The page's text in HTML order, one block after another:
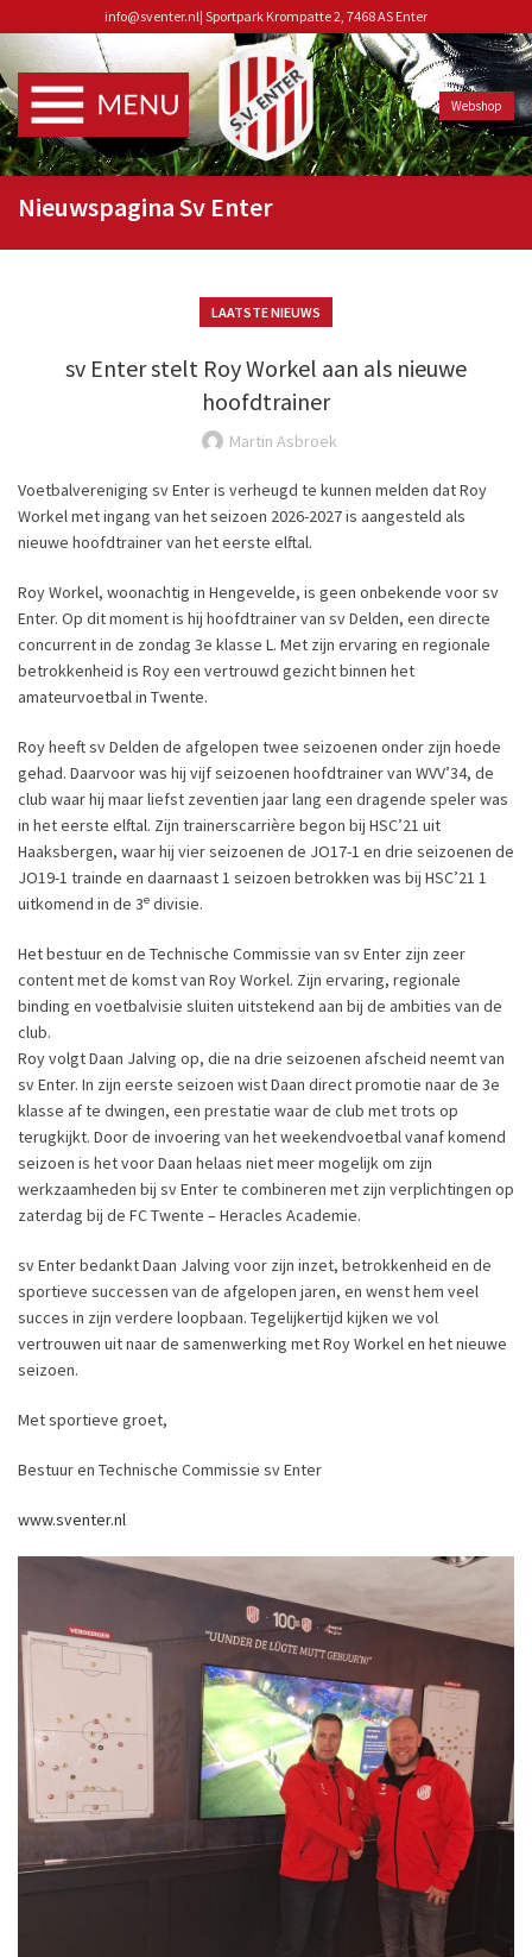
info@sventer.nl| Sportpark Krompatte 2, 7468 AS Enter
Webshop
Nieuwspagina Sv Enter
LAATSTE NIEUWS
sv Enter stelt Roy Workel aan als nieuwe
hoofdtrainer
Martin Asbroek
Voetbalvereniging sv Enter is verheugd te kunnen melden dat Roy
Workel met ingang van het seizoen 2026-2027 is aangesteld als
nieuwe hoofdtrainer van het eerste elftal.
Roy Workel, woonachtig in Hengevelde, is geen onbekende voor sv
Enter. Op dit moment is hij hoofdtrainer van sv Delden, een directe
concurrent in de zondag 3e klasse L. Met zijn ervaring en regionale
betrokkenheid is Roy een vertrouwd gezicht binnen het
amateurvoetbal in Twente.
Roy heeft sv Delden de afgelopen twee seizoenen onder zijn hoede
gehad. Daarvoor was hij vijf seizoenen hoofdtrainer van WVV’34, de
club waar hij maar liefst zeventien jaar lang een dragende speler was
in het eerste elftal. Zijn trainerscarrière begon bij HSC’21 uit
Haaksbergen, waar hij vier seizoenen de JO17-1 en drie seizoenen de
JO19-1 trainde en daarnaast 1 seizoen betrokken was bij HSC’21 1
uitkomend in de 3e divisie.
Het bestuur en de Technische Commissie van sv Enter zijn zeer
content met de komst van Roy Workel. Zijn ervaring, regionale
binding en voetbalvisie sluiten uitstekend aan bij de ambities van de
club.
Roy volgt Daan Jalving op, die na drie seizoenen afscheid neemt van
sv Enter. In zijn eerste seizoen wist Daan direct promotie naar de 3e
klasse af te dwingen, een prestatie waar de club met trots op
terugkijkt. Door de invoering van het weekendvoetbal vanaf komend
seizoen is het voor Daan helaas niet meer mogelijk om zijn
werkzaamheden bij sv Enter te combineren met zijn verplichtingen op
zaterdag bij de FC Twente – Heracles Academie.
sv Enter bedankt Daan Jalving voor zijn inzet, betrokkenheid en de
sportieve successen van de afgelopen jaren, en wenst hem veel
succes in zijn verdere loopbaan. Tegelijkertijd kijken we vol
vertrouwen uit naar de samenwerking met Roy Workel en het nieuwe
seizoen.
Met sportieve groet,
Bestuur en Technische Commissie sv Enter
www.sventer.nl